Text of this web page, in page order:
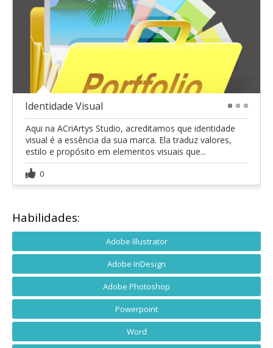
Identidade Visual
Aqui na ACriArtys Studio, acreditamos que identidade
visual é a essência da sua marca. Ela traduz valores,
estilo e propósito em elementos visuais que...
0
Habilidades:
Adobe Illustrator
Adobe InDesign
Adobe Photoshop
Powerpoint
Word